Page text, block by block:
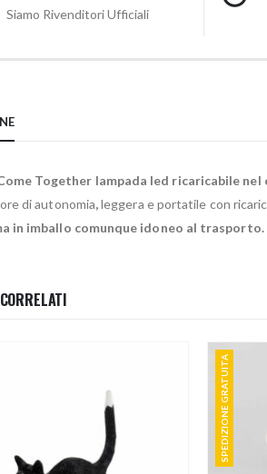
Siamo Rivenditori Ufficiali
Together lampada led ricaricabile nel
di autonomia,leggera e portatile con
in imballo comunque idoneo al trasporto.
SPEDIZIONE GRATUITA